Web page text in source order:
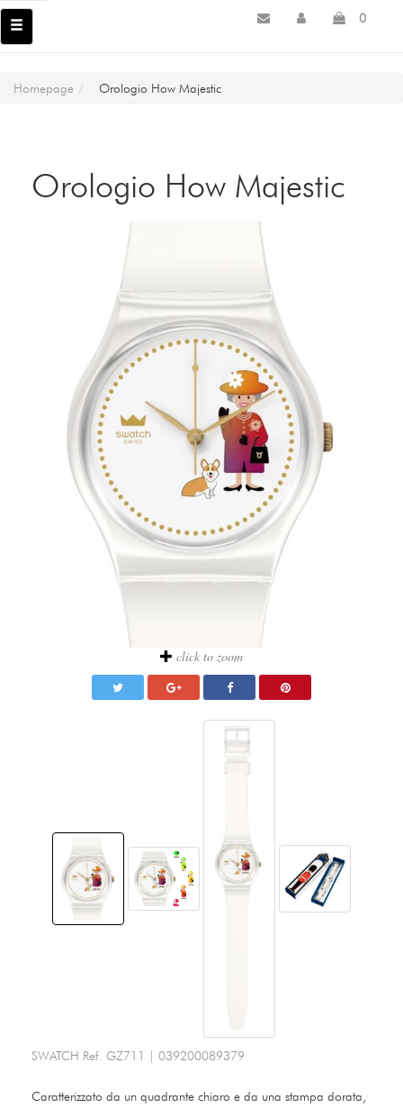
0
Homepage Orologio How Majestic
Orologio How Majestic
click to zoom
SWATCH Ref. GZ711 039200089379
Caratterizzato da un quadrante chiaro e da una stampa dorata,